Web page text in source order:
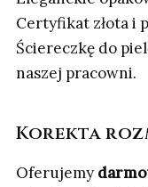
Certyfikat złota i
Ściereczkę do
naszej pracowni.
Korekta
Oferujemy